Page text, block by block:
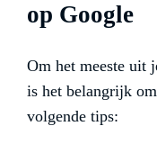
op Google
Om het meeste uit
is het belangrijk
volgende tips: